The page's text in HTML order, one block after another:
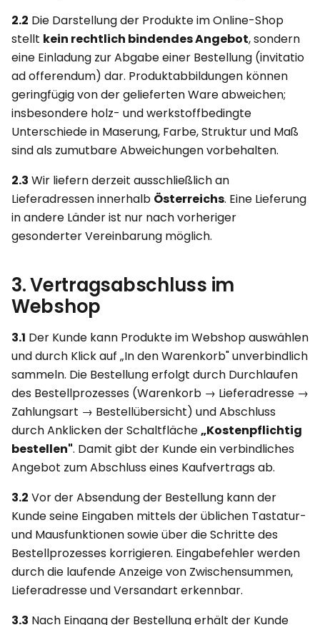
2.2 Die Darstellung der Produkte im Online-Shop
stellt kein rechtlich bindendes Angebot, sondern
eine Einladung zur Abgabe einer Bestellung (invitatio
ad offerendum) dar. Produktabbildungen können
geringfügig von der gelieferten Ware abweichen;
insbesondere holz- und werkstoffbedingte
Unterschiede in Maserung, Farbe, Struktur und Maß
sind als zumutbare Abweichungen vorbehalten.
2.3 Wir liefern derzeit ausschließlich an
Lieferadressen innerhalb Österreichs. Eine Lieferung
in andere Länder ist nur nach vorheriger
gesonderter Vereinbarung möglich.
3. Vertragsabschluss im
Webshop
3.1 Der Kunde kann Produkte im Webshop auswählen
und durch Klick auf „In den Warenkorb" unverbindlich
sammeln. Die Bestellung erfolgt durch Durchlaufen
des Bestellprozesses (Warenkorb → Lieferadresse →
Zahlungsart → Bestellübersicht) und Abschluss
durch Anklicken der Schaltfläche „Kostenpflichtig
bestellen". Damit gibt der Kunde ein verbindliches
Angebot zum Abschluss eines Kaufvertrags ab.
3.2 Vor der Absendung der Bestellung kann der
Kunde seine Eingaben mittels der üblichen Tastatur-
und Mausfunktionen sowie über die Schritte des
Bestellprozesses korrigieren. Eingabefehler werden
durch die laufende Anzeige von Zwischensummen,
Lieferadresse und Versandart erkennbar.
3.3 Nach Eingang der Bestellung erhält der Kunde